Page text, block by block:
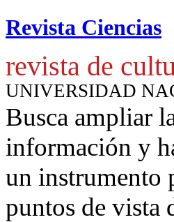
Revista Ciencias
revista de
UNIVERSIDAD
Busca ampliar
información y
un instrumento
puntos de vista